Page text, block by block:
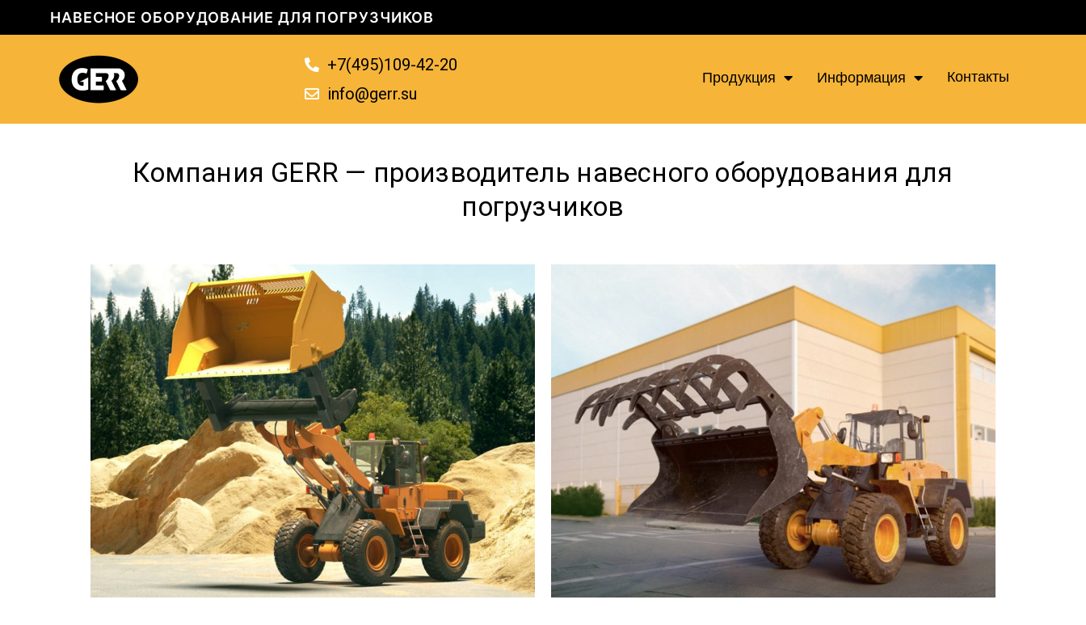
НАВЕСНОЕ ОБОРУДОВАНИЕ ДЛЯ ПОГРУЗЧИКОВ
+7(495)109-42-20
info@gerr.su
Продукция Информация Контакты
Компания GERR — производитель навесного оборудования для
погрузчиков